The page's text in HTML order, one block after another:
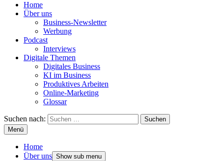
Home
Über uns
Business-Newsletter
Werbung
Podcast
Interviews
Digitale Themen
Digitales Business
KI im Business
Produktives Arbeiten
Online-Marketing
Glossar
Suchen nach:
Menü
Home
Über uns Show sub menu